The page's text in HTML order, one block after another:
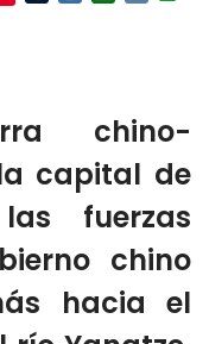
chino-
capital de
fuerzas
chino
hacia el